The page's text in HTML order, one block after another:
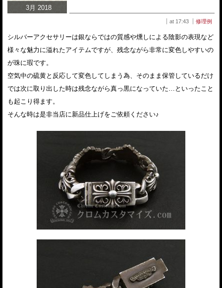
3月 2018
at 17:43 修理例
シルバーアクセサリーは銀ならではの質感や燻しによる陰影の表現など
様々な魅力に溢れたアイテムですが、残念ながら非常に変色しやすいの
が珠に瑕です。
空気中の硫黄と反応して変色してしまう為、そのまま保管しているだけ
では次に取り出した時は残念ながら真っ黒になっていた…といったこと
も起こり得ます。
そんな時は是非当店に新品仕上げをご依頼ください♪